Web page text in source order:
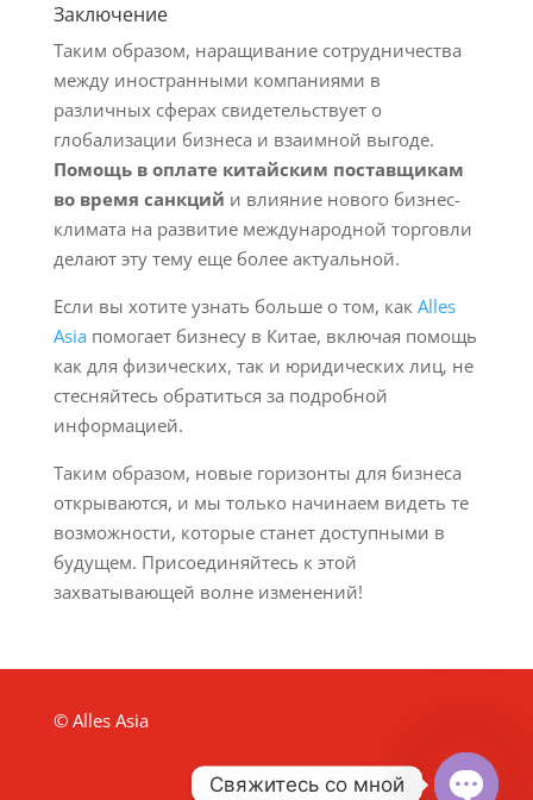
Заключение
Таким образом, наращивание сотрудничества
между иностранными компаниями в
различных сферах свидетельствует о
глобализации бизнеса и взаимной выгоде.
Помощь в оплате китайским поставщикам
во время санкций и влияние нового бизнес-
климата на развитие международной торговли
делают эту тему еще более актуальной.
Если вы хотите узнать больше о том, как Alles
Asia помогает бизнесу в Китае, включая помощь
как для физических, так и юридических лиц, не
стесняйтесь обратиться за подробной
информацией.
Таким образом, новые горизонты для бизнеса
открываются, и мы только начинаем видеть те
возможности, которые станет доступными в
будущем. Присоединяйтесь к этой
захватывающей волне изменений!
© Alles Asia
Свяжитесь со мной